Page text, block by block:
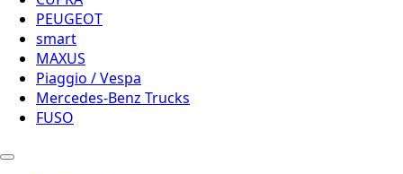
PEUGEOT
smart
MAXUS
Piaggio / Vespa
Mercedes-Benz Trucks
FUSO